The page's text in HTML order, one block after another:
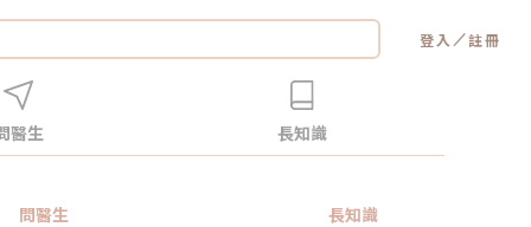
登入 ／註冊
醫生 長知識
問醫生 長知識